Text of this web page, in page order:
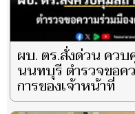
ผบ. ตร.สั่งด่วน ควบ
นนทบุรี ตำรวจขอค
การของเจ้าหน้าที่